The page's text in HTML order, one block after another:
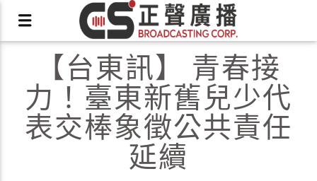
X
【台東訊】 青春接
力！臺東新舊兒少代
表交棒象徵公共責任
延續